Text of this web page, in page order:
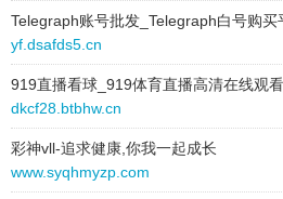
0knf.6bbk.cn
mpk.6bbk.cn
2pdd9.6bbk.cn
kvl.6bbk.cn
yf.dsafds5.cn
919直播看球_919体育直播高清在线观
dkcf28.btbhw.cn
彩神vll-追求健康,你我一起成长
www.syqhmyzp.com